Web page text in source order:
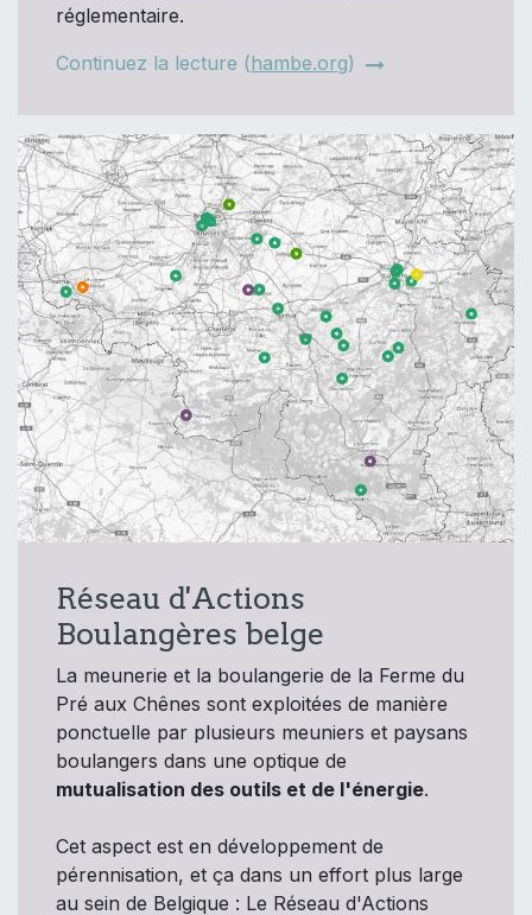
réglementaire.
Continuez la lecture (hambe.org)
Réseau d'Actions
Boulangères belge
La meunerie et la boulangerie de la Ferme du
Pré aux Chênes sont exploitées de manière
ponctuelle par plusieurs meuniers et paysans
boulangers dans une optique de
mutualisation des outils et de l'énergie.
Cet aspect est en développement de
pérennisation, et ça dans un effort plus large
au sein de Belgique : Le Réseau d'Actions